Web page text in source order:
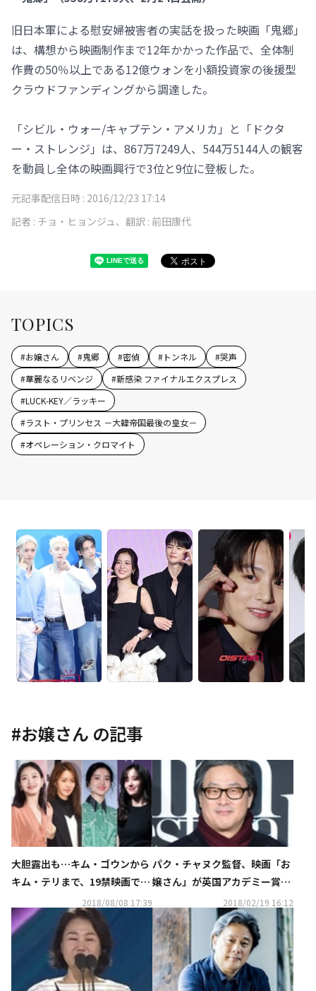
旧日本軍による慰安婦被害者の実話を扱った映画「鬼郷」
は、構想から映画制作まで12年かかった作品で、全体制
作費の50％以上である12億ウォンを小額投資家の後援型
クラウドファンディングから調達した。
「シビル・ウォー/キャプテン・アメリカ」と「ドクタ
ー・ストレンジ」は、867万7249人、544万5144人の観客
を動員し全体の映画興行で3位と9位に登板した。
元記事配信日時 : 2016/12/23 17:14
記者 : チョ・ヒョンジュ、翻訳 : 前田康代
TOPICS
#お嬢さん #鬼郷 #密偵 #トンネル #哭声
#華麗なるリベンジ #新感染 ファイナルエクスプレス
#LUCK-KEY／ラッキー
#ラスト・プリンセス －大韓帝国最後の皇女－
#オペレーション・クロマイト
#お嬢さん の記事
大胆露出も…キム・ゴウンから
キム・テリまで、19禁映画で一
気にスターになった新人女優T
OP4
2018/08/08 17:39
パク・チャヌク監督、映画「お
嬢さん」が英国アカデミー賞で
外国語映画賞を受賞2018/02/19 16:12